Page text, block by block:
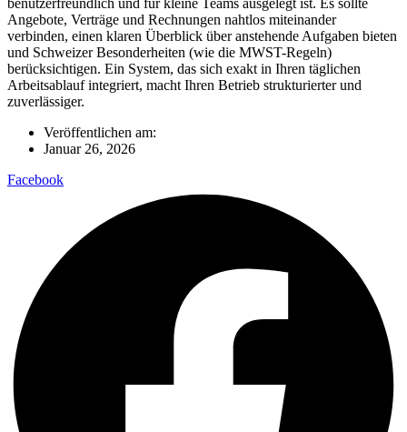
benutzerfreundlich und für kleine Teams ausgelegt ist. Es sollte
Angebote, Verträge und Rechnungen nahtlos miteinander
verbinden, einen klaren Überblick über anstehende Aufgaben bieten
und Schweizer Besonderheiten (wie die MWST-Regeln)
berücksichtigen. Ein System, das sich exakt in Ihren täglichen
Arbeitsablauf integriert, macht Ihren Betrieb strukturierter und
zuverlässiger.
Veröffentlichen am:
Januar 26, 2026
Facebook